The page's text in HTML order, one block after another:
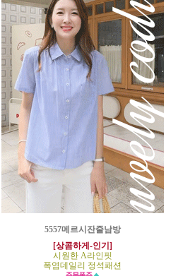
5557메르시잔줄남방
[상콤하게-인기]
시원한 A라인핏
폭염데일리 정석패션